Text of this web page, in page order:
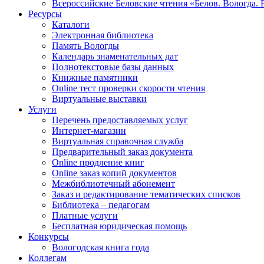
Всероссийские Беловские чтения «Белов. Вологда.
Ресурсы
Каталоги
Электронная библиотека
Память Вологды
Календарь знаменательных дат
Полнотекстовые базы данных
Книжные памятники
Online тест проверки скорости чтения
Виртуальные выставки
Услуги
Перечень предоставляемых услуг
Интернет-магазин
Виртуальная справочная служба
Предварительный заказ документа
Online продление книг
Online заказ копий документов
Межбиблиотечный абонемент
Заказ и редактирование тематических списков
Библиотека – педагогам
Платные услуги
Бесплатная юридическая помощь
Конкурсы
Вологодская книга года
Коллегам